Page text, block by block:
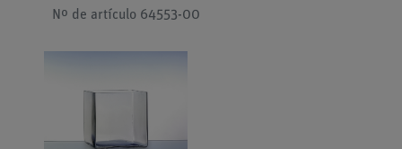
Nº de artículo 64553-00